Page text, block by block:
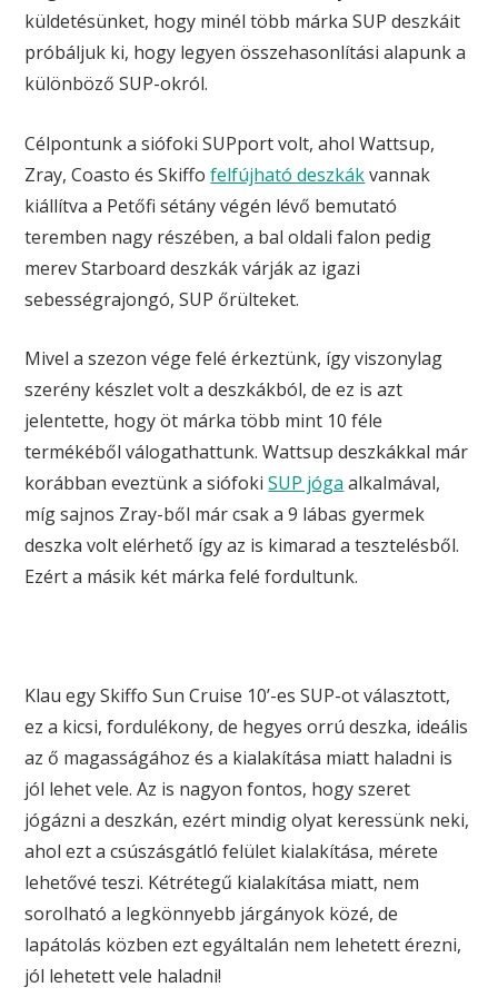
küldetésünket, hogy minél több márka SUP deszkáit
próbáljuk ki, hogy legyen összehasonlítási alapunk a
különböző SUP-okról.
Célpontunk a siófoki SUPport volt, ahol Wattsup,
Zray, Coasto és Skiffofelfújható deszkákvannak
kiállítva a Petőfi sétány végén lévő bemutató
teremben nagy részében, a bal oldali falon pedig
merev Starboard deszkák várják az igazi
sebességrajongó, SUP őrülteket.
Mivel a szezon vége felé érkeztünk, így viszonylag
szerény készlet volt a deszkákból, de ez is azt
jelentette, hogy öt márka több mint 10 féle
termékéből válogathattunk. Wattsup deszkákkal már
korábban eveztünk a siófokiSUP jóga alkalmával,
míg sajnos Zray-ből már csak a 9 lábas gyermek
deszka volt elérhető így az is kimarad a tesztelésből.
Ezért a másik két márka felé fordultunk.
Klau egy Skiffo Sun Cruise 10’-es SUP-ot választott,
ez a kicsi, fordulékony, de hegyes orrú deszka, ideális
az ő magasságához és a kialakítása miatt haladni is
jól lehet vele. Az is nagyon fontos, hogy szeret
jógázni a deszkán, ezért mindig olyat keressünk neki,
ahol ezt a csúszásgátló felület kialakítása, mérete
lehetővé teszi. Kétrétegű kialakítása miatt, nem
sorolható a legkönnyebb járgányok közé, de
lapátolás közben ezt egyáltalán nem lehetett érezni,
jól lehetett vele haladni!